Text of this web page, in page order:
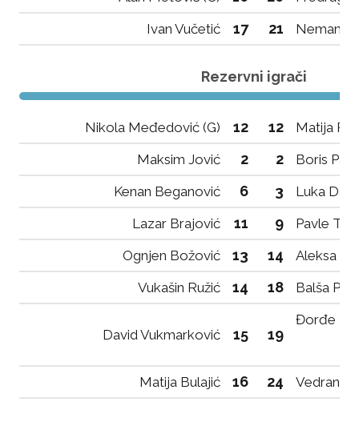
Ivan Vučetić
17 21 Nemanja
Rezervni igrači
Nikola Međedović (G) 12 12
Matija
Maksim Jović
2 2
Boris
Kenan Beganović
6 3
Luka
Lazar Brajović
11 9
Pavle
Ognjen Božović
13 14
Aleksa
Vukašin Ružić
14 18 Balša
David Vukmarković 15 19
Đorđe
Matija Bulajić 16 24 Vedran